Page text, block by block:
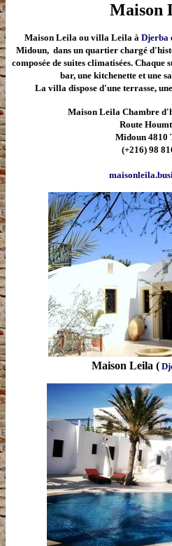
Maison
Maison Leila ou villa Leila à Djerba
Midoun, dans un quartier chargé
composée de suites climatisées. Chaque
bar, une kitchenette et une
La villa dispose d'une terrasse,
Maison Leila Chambre
Route
Midoun 4810
(+216) 98
Maison Leila (